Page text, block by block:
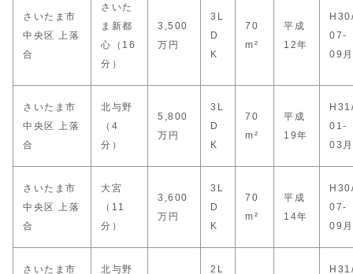
さいたま市
中央区 上落
合
さいた
ま新都
心（16
分）
3,500
万円
3L
D
K
70
m²
平成
12年
07-
09月
さいたま市
中央区 上落
合
北与野
（4
分）
5,800
万円
3L
D
K
70
m²
平成
19年
01-
03月
さいたま市
中央区 上落
合
大宮
（11
分）
3,600
万円
3L
D
K
70
m²
平成
14年
07-
09月
さいたま市
北与野
2L